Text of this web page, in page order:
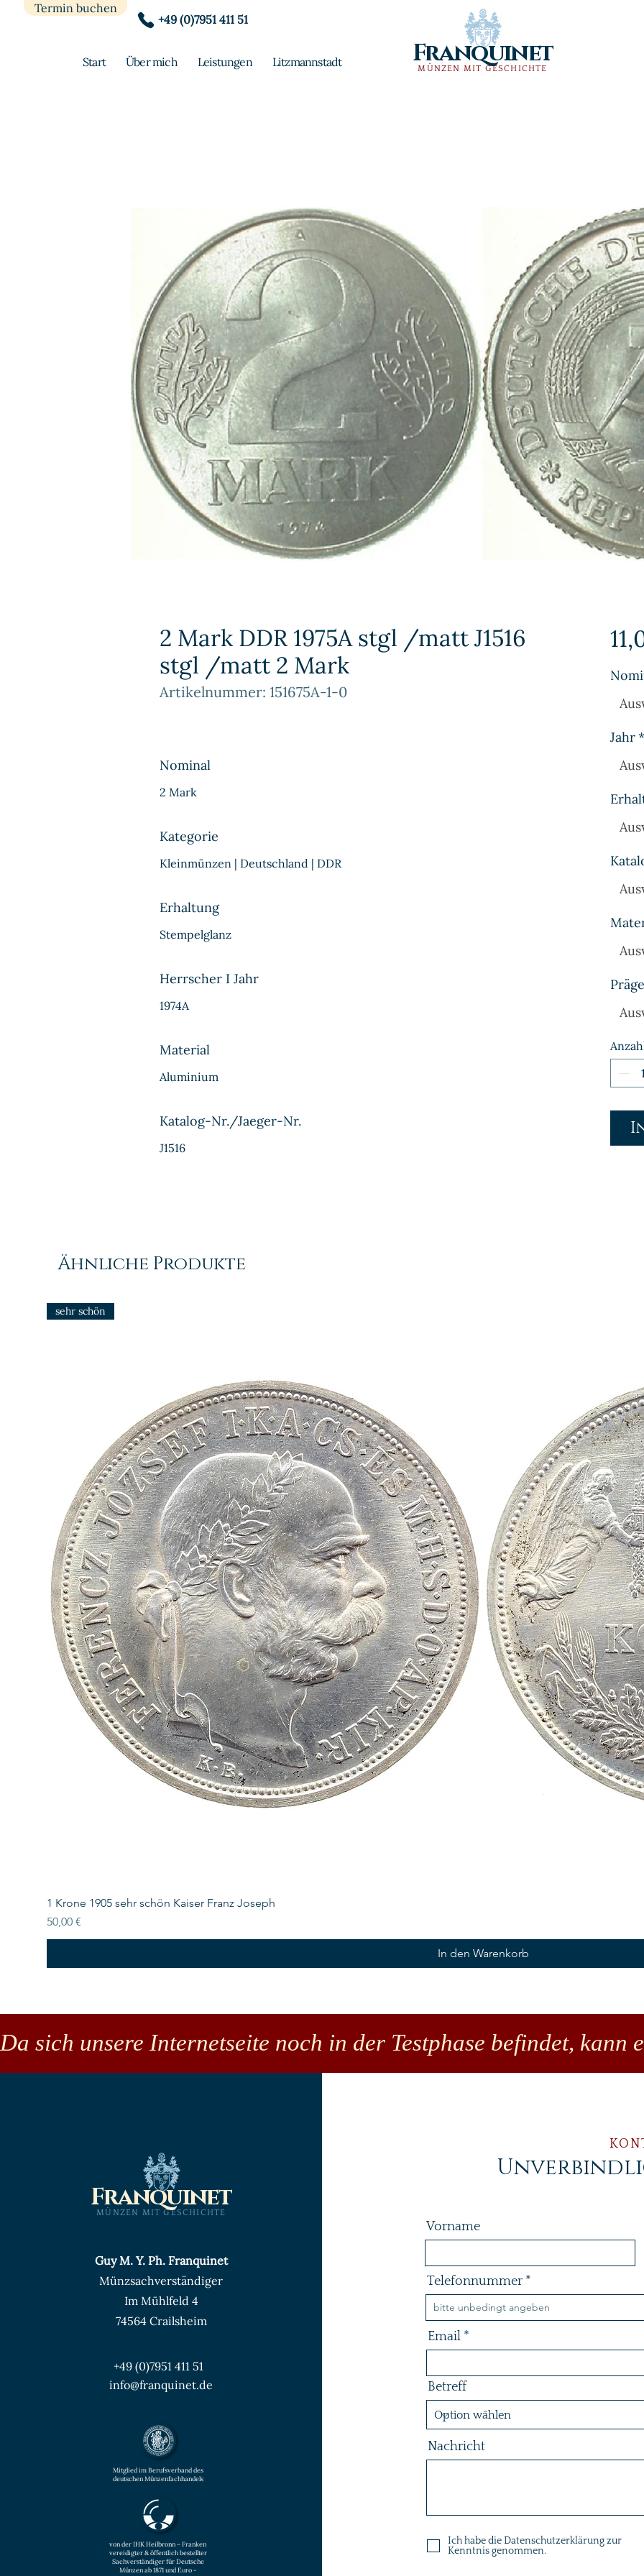
Termin buchen
Start Über mich Leistungen Litzmannstadt
+49 (0)7951 411 51
MÜNZEN MIT GESCHICHTE
Franquinet
2 Mark DDR 1975A stgl /matt J1516
stgl /matt 2 Mark
Artikelnummer: 151675A-1-0
Nominal
2 Mark
Kategorie
Kleinmünzen | Deutschland | DDR
Erhaltung
Stempelglanz
Herrscher I Jahr
1974A
Material
Aluminium
Katalog-Nr./Jaeger-Nr.
J1516
Jahr*
Ähnliche Produkte
sehr schön
1 Krone 1905 sehr schön Kaiser Franz Joseph
Preis
50,00 €
In den Warenkorb
Da sich unsere Internetseite noch in der Testphase befindet,
MÜNZEN MIT GESCHICHTE
Franquinet
Guy M. Y. Ph. Franquinet
Münzsachverständiger
Im Mühlfeld 4
74564 Crailsheim
+49 (0)7951 411 51
info@franquinet.de
Mitglied im Berufsverband des
deutschen Münzenfachhandels
von der IHK Heilbronn – Franken
vereidigter & öffentlich bestellter
Sachverständiger für Deutsche
Münzen ab 1871 und Euro -
Vorname
Telefonnummer
Email
Betreff
Nachricht
Ich habe die Datenschutzerklärung zur
Kenntnis genommen.